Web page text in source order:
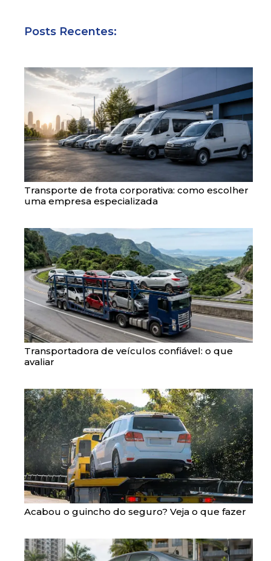
Posts Recentes:
Transporte de frota corporativa: como escolher
uma empresa especializada
Transportadora de veículos confiável: o que
avaliar
Acabou o guincho do seguro? Veja o que fazer